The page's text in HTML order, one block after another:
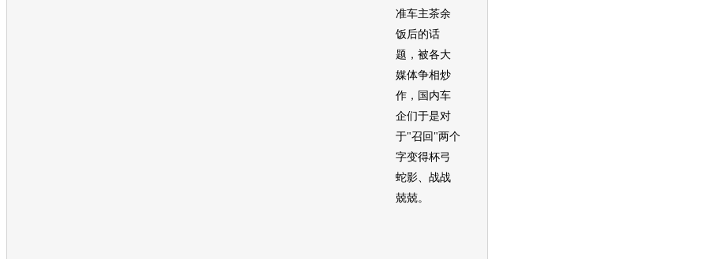
准车主茶余
饭后的话
题，被各大
媒体争相炒
作，国内车
企们于是对
于"召回 "两个
字变得杯弓
蛇影、战战
兢兢。